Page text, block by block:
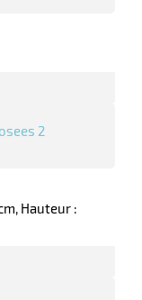
2
Hauteur :